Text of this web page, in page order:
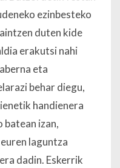
ezinbesteko
duten kide
erakutsi nahi
eta
behar diegu,
handienera
izan,
laguntza
dadin. Eskerrik